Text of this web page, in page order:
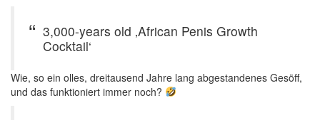
3,000-years old ‚African Penis Growth
Cocktail‘
Wie, so ein olles, dreitausend Jahre lang abgestandenes Gesöff,
und das funktioniert immer noch?